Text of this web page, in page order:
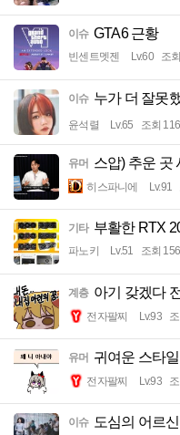
이슈 GTA6 근황
빈센트멧젠 Lv.60 조
이슈 누가 더 잘못
윤석렬 Lv.65 조회
유머 스압) 추운 곳
히스파니에 Lv.91
기타 부활한 RTX
파노키 Lv.51 조회
계층 아기 갖겠다
전자팔찌 Lv.93
유머 귀여운 스타
전자팔찌 Lv.93
이슈 도심의 어르